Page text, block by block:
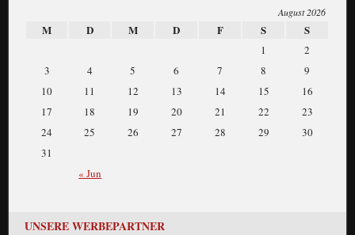
August 2026
M D M D F S S
« Jun
1
2
3
4 5 6 7 8
9
10
11 12 13 14 15
16
17
18 19 20 21 22
23
24
25 26 27 28 29
30
31
UNSERE WERBEPARTNER